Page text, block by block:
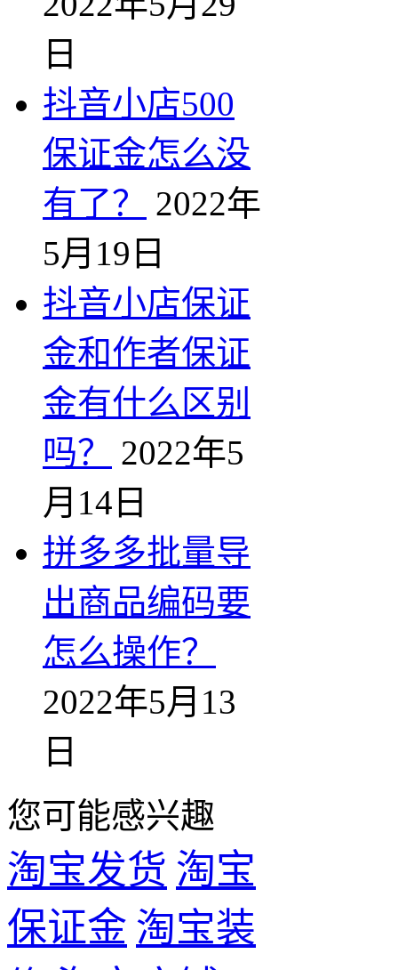
日
抖音小店500
保证金怎么没
有了？
2022年
5月19日
抖音小店保证
金和作者保证
金有什么区别
吗？
2022年5
月14日
拼多多批量导
出商品编码要
怎么操作？
2022年5月13
日
您可能感兴趣
淘宝发货 淘宝
保证金 淘宝装